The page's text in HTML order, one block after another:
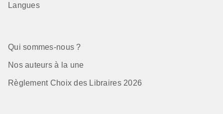
Langues
Qui sommes-nous ?
Nos auteurs à la une
Règlement Choix des Libraires 2026